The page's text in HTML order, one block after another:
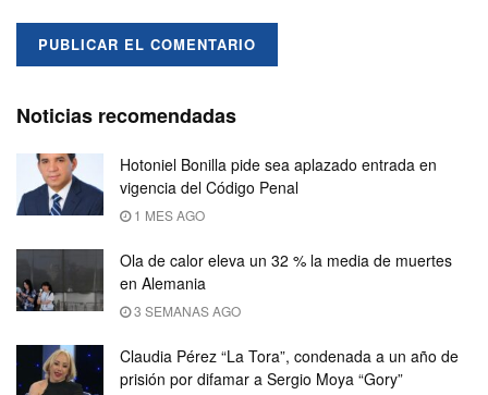
Noticias recomendadas
Hotoniel Bonilla pide sea aplazado entrada en
vigencia del Código Penal
1 MES AGO
Ola de calor eleva un 32 % la media de muertes
en Alemania
3 SEMANAS AGO
Claudia Pérez “La Tora”, condenada a un año de
prisión por difamar a Sergio Moya “Gory”